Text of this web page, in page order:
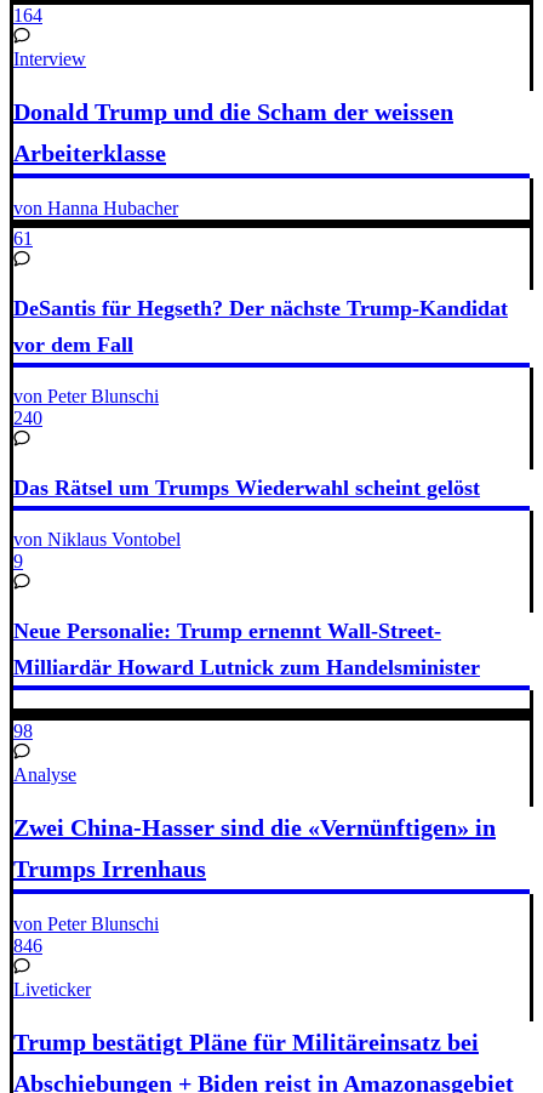
164
Interview
Donald Trump und die Scham der weissen
Arbeiterklasse
von Hanna Hubacher
61
DeSantis für Hegseth? Der nächste Trump-Kandidat
vor dem Fall
von Peter Blunschi
240
Das Rätsel um Trumps Wiederwahl scheint gelöst
von Niklaus Vontobel
9
Neue Personalie: Trump ernennt Wall-Street-
Milliardär Howard Lutnick zum Handelsminister
98
Analyse
Zwei China-Hasser sind die «Vernünftigen» in
Trumps Irrenhaus
von Peter Blunschi
846
Liveticker
Trump bestätigt Pläne für Militäreinsatz bei
Abschiebungen + Biden reist in Amazonasgebiet